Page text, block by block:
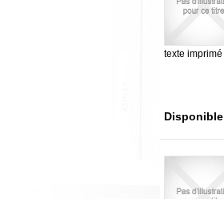
texte imprimé
Disponible